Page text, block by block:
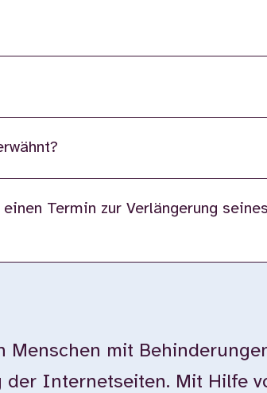
Termin zur Verlängerung seines
Menschen mit
der Internetseiten. Mit Hilfe